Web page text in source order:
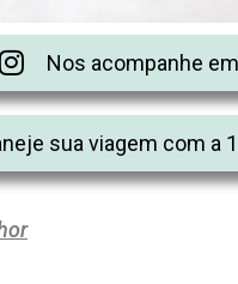
Nos acompanhe
sua viagem com a